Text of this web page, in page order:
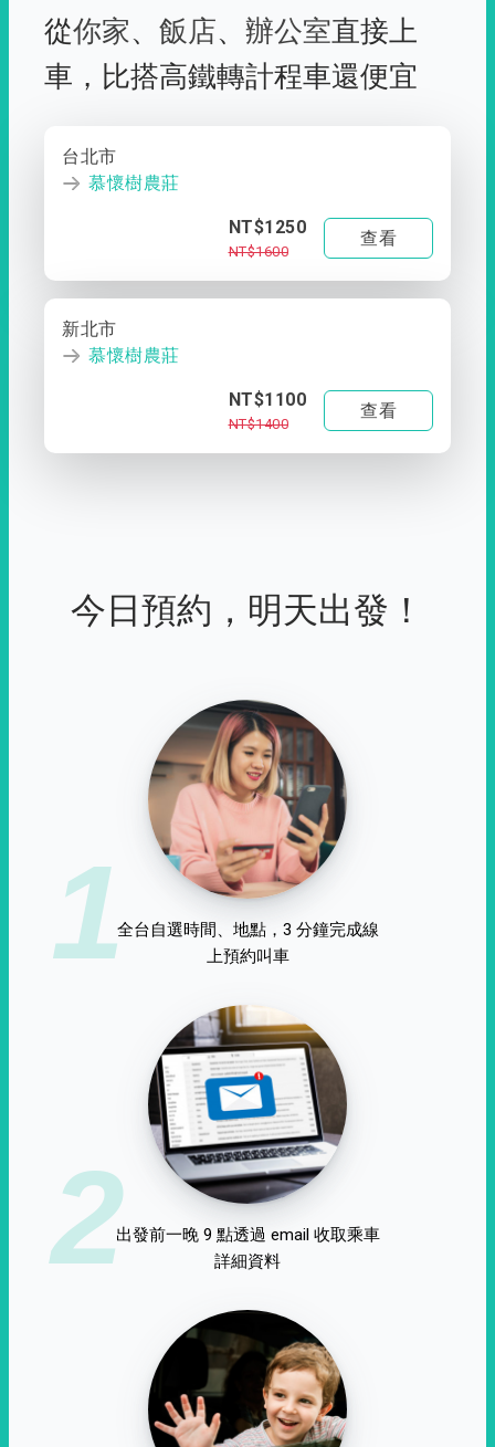
從你家、 飯店、 辦公室直接上
車， 比搭高鐵轉計程車還便宜
台北市
慕懷樹農莊
NT$1250
NT$1600
查看
新北市
慕懷樹農莊
NT$1100
NT$1400
查看
今日預約，明天出發！
1全台自選時間、地點，3 分鐘完成線
上預約叫車
2出發前一晚 9 點透過 email 收取乘車
詳細資料